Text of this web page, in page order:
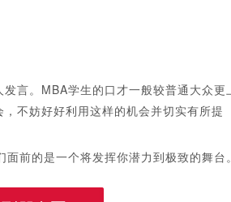
言。MBA学生的口才一般较普通大众更
不妨好好利用这样的机会并切实有所提
前的是一个将发挥你潜力到极致的舞台